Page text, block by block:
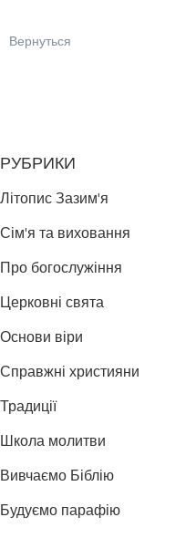
Вернуться
РУБРИКИ
Літопис Зазим'я
Сім'я та виховання
Про богослужіння
Церковні свята
Основи віри
Справжні християни
Традиції
Школа молитви
Вивчаємо Біблію
Будуємо парафію